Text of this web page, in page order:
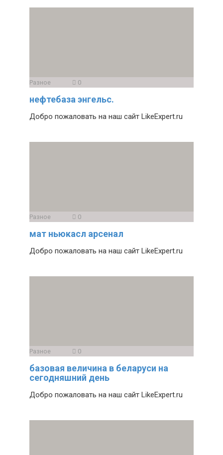
Разное 0
нефтебаза энгельс.
Добро пожаловать на наш сайт LikeExpert.ru
Разное 0
мат ньюкасл арсенал
Добро пожаловать на наш сайт LikeExpert.ru
Разное 0
базовая величина в беларуси на
сегодняшний день
Добро пожаловать на наш сайт LikeExpert.ru